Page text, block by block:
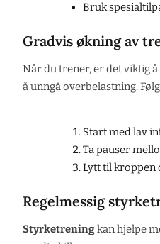
Bruk
Gradvis økning av
Når du trener, er det viktig
å unngå overbelastning.
Start med lav
Ta pauser
Lytt til kroppen
Regelmessig
Styrketrening kan hjelpe